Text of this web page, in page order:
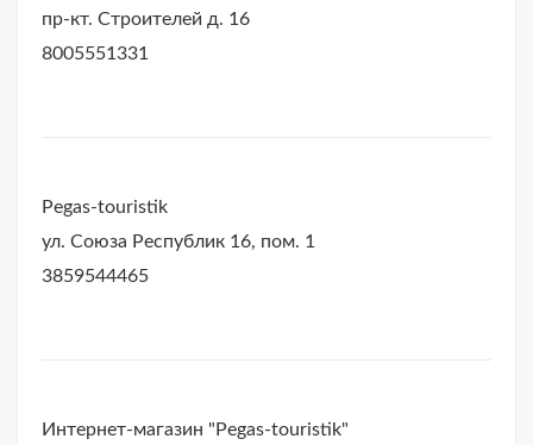
пр-кт. Строителей д. 16
8005551331
Pegas-touristik
ул. Союза Республик 16, пом. 1
3859544465
Интернет-магазин "Pegas-touristik"